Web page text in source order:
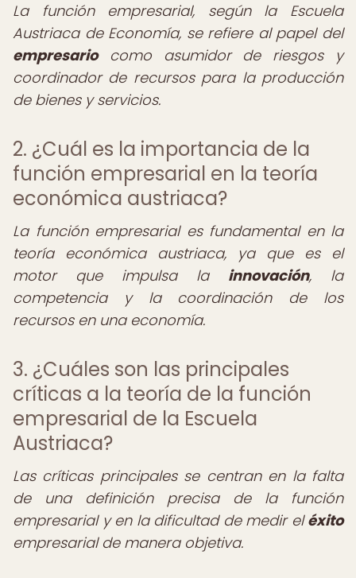
La función empresarial, según la Escuela
Austriaca de Economía, se refiere al papel del
empresariocomo asumidor de riesgos y
coordinador de recursos para la producción
de bienes y servicios.
2. ¿Cuál es la importancia de la
función empresarial en la teoría
económica austriaca?
La función empresarial es fundamental en la
teoría económica austriaca, ya que es el
motor que impulsa la innovación, la
competencia y la coordinación de los
recursos en una economía.
3. ¿Cuáles son las principales
críticas a la teoría de la función
empresarial de la Escuela
Austriaca?
Las críticas principales se centran en la falta
de una definición precisa de la función
empresarial y en la dificultad de medir eléxito
empresarial de manera objetiva.